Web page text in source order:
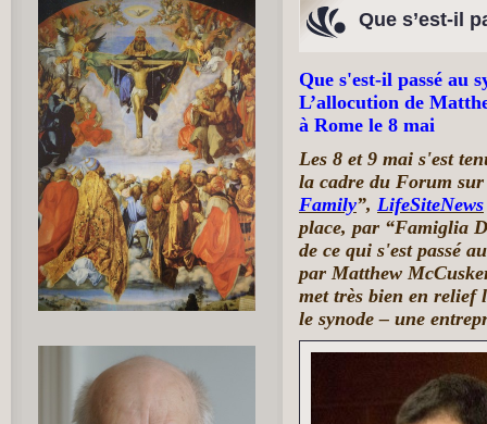
Que s’est-il
Que s'est-il passé au
L’allocution de
à Rome le 8 mai
Les 8 et 9 mai s'est
la cadre du Forum
Family”, LifeSiteNews
place, par “Famiglia
de ce qui s'est passé
par Matthew
met très bien en relief
le synode – une